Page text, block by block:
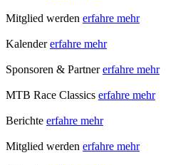
Mitglied werden erfahre mehr
Kalender erfahre mehr
Sponsoren & Partner erfahre mehr
MTB Race Classics erfahre mehr
Berichte erfahre mehr
Mitglied werden erfahre mehr